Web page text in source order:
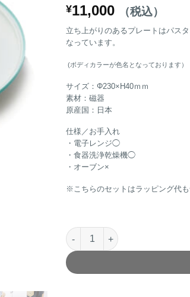
¥11,000 （税込）
立ち上がりのあるプレートはパス
なっています。
(ボディカラーが色名となっております）
サイズ： Φ230×H40ｍｍ
素材：磁器
原産国：日本
仕様／お手入れ
・電子レンジ◯
・食器洗浄乾燥機◯
・オーブン×
※こちらのセットはラッピング代も
Frost Pair PastaPlateペアパス